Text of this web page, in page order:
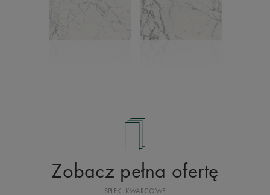
Zobacz pełna ofertę
SPIEKI KWARCOWE